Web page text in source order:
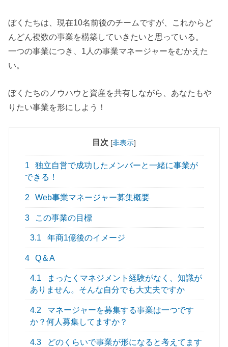
ぼくたちは、現在10名前後のチームですが、これからど
んどん複数の事業を構築していきたいと思っている。
一つの事業につき、1人の事業マネージャーをむかえた
い。
ぼくたちのノウハウと資産を共有しながら、あなたもや
りたい事業を形にしよう！
目次 [非表示]
1
独立自営で成功したメンバーと一緒に事業が
できる！
2 Web事業マネージャー募集概要
3 この事業の目標
3.1 年商1億後のイメージ
4 Q＆A
4.1
まったくマネジメント経験がなく、知識が
ありません。そんな自分でも大丈夫ですか
4.2
マネージャーを募集する事業は一つです
か？何人募集してますか？
4.3
どのくらいで事業が形になると考えてます